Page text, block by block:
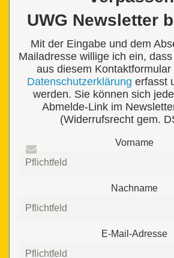
UWG Newsletter
Mit der Eingabe und dem
Mailadresse willige ich ein,
aus diesem
Datenschutzerklärung erfasst
werden. Sie können sich
Abmelde-Link im
(Widerrufsrecht gem.
Vorname
Nachname
E-Mail-Adresse